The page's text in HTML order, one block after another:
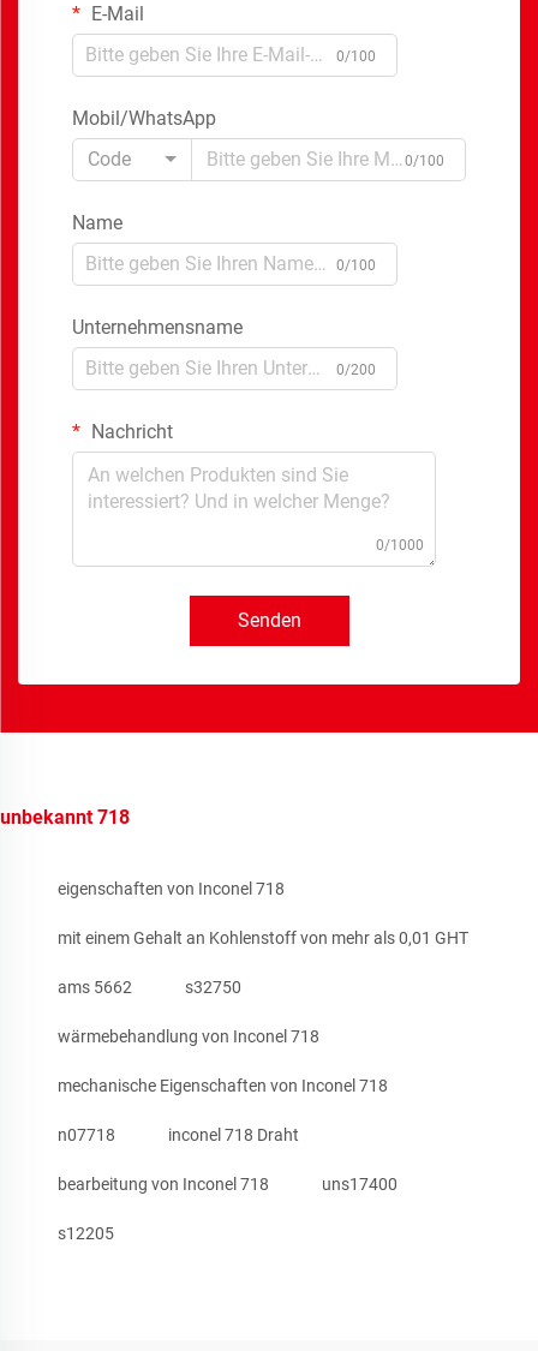
E-Mail
0/100
Mobil/WhatsApp
Code
0/100
Name
0/100
Unternehmensname
0/200
Nachricht
0/1000
Senden
unbekannt 718
eigenschaften von Inconel 718
mit einem Gehalt an Kohlenstoff von mehr als 0,01 GHT
ams 5662 s32750
wärmebehandlung von Inconel 718
mechanische Eigenschaften von Inconel 718
n07718 inconel 718 Draht
bearbeitung von Inconel 718 uns17400
s12205